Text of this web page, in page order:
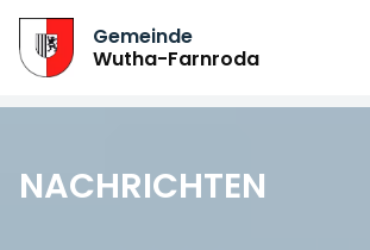
Gemeinde
Wutha-Farnroda
NACHRICHTEN